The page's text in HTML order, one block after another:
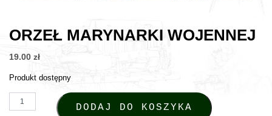
ORZEŁ MARYNARKI WOJENNEJ
19.00 zł
Produkt dostępny
ilość Orzeł Marynarki Wojennej
DODAJ DO KOSZYKA